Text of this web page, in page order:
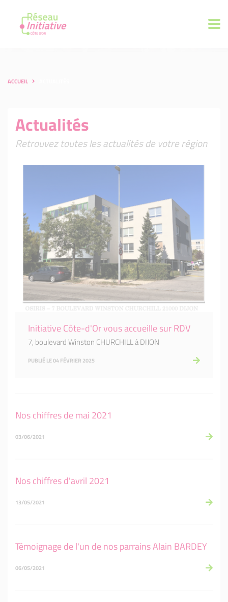
ACCUEIL
Actualités
Retrouvez toutes les actualités de votre région
Initiative Côte-d'Or vous accueille sur RDV
7, boulevard Winston CHURCHILL à DIJON
PUBLIÉ LE 04 FÉVRIER 2025
Nos chiffres de mai 2021
03/06/2021
Nos chiffres d'avril 2021
13/05/2021
Témoignage de l'un de nos parrains Alain BARDEY
06/05/2021